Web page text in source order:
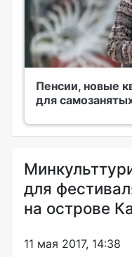
Пенсии, новые
для
для
на острове
11 мая 2017, 14:38